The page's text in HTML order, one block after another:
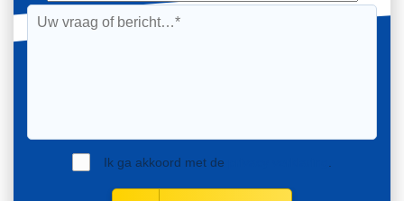
Ik ga akkoord met de